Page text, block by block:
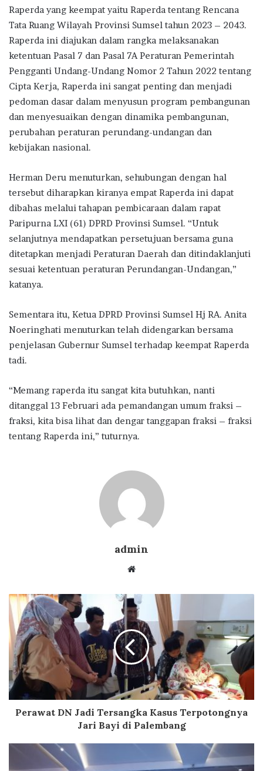
Raperda yang keempat yaitu Raperda tentang Rencana
Tata Ruang Wilayah Provinsi Sumsel tahun 2023 – 2043.
Raperda ini diajukan dalam rangka melaksanakan
ketentuan Pasal 7 dan Pasal 7A Peraturan Pemerintah
Pengganti Undang-Undang Nomor 2 Tahun 2022 tentang
Cipta Kerja, Raperda ini sangat penting dan menjadi
pedoman dasar dalam menyusun program pembangunan
dan menyesuaikan dengan dinamika pembangunan,
perubahan peraturan perundang-undangan dan
kebijakan nasional.
Herman Deru menuturkan, sehubungan dengan hal
tersebut diharapkan kiranya empat Raperda ini dapat
dibahas melalui tahapan pembicaraan dalam rapat
Paripurna LXI (61) DPRD Provinsi Sumsel. “Untuk
selanjutnya mendapatkan persetujuan bersama guna
ditetapkan menjadi Peraturan Daerah dan ditindaklanjuti
sesuai ketentuan peraturan Perundangan-Undangan,”
katanya.
Sementara itu, Ketua DPRD Provinsi Sumsel Hj RA. Anita
Noeringhati menuturkan telah didengarkan bersama
penjelasan Gubernur Sumsel terhadap keempat Raperda
tadi.
“Memang raperda itu sangat kita butuhkan, nanti
ditanggal 13 Februari ada pemandangan umum fraksi –
fraksi, kita bisa lihat dan dengar tanggapan fraksi – fraksi
tentang Raperda ini,” tuturnya.
admin
Website
Perawat DN Jadi Tersangka Kasus Terpotongnya
Jari Bayi di Palembang